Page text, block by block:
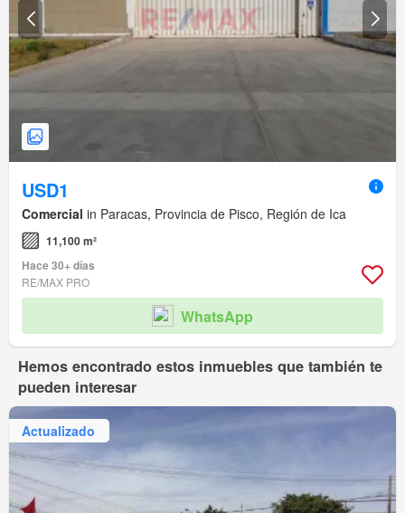
USD1
Comercial in Paracas, Provincia de Pisco, Región de Ica
11,100 m²
Hace 30+ días
RE/MAX PRO
WhatsApp
Hemos encontrado estos inmuebles que también te
pueden interesar
Actualizado